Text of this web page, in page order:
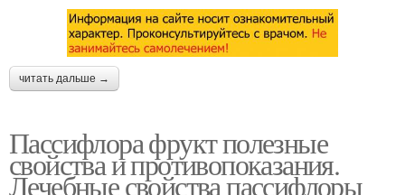
читать дальше →
Пассифлора фрукт полезные
свойства и противопоказания.
Лечебные свойства пассифлоры